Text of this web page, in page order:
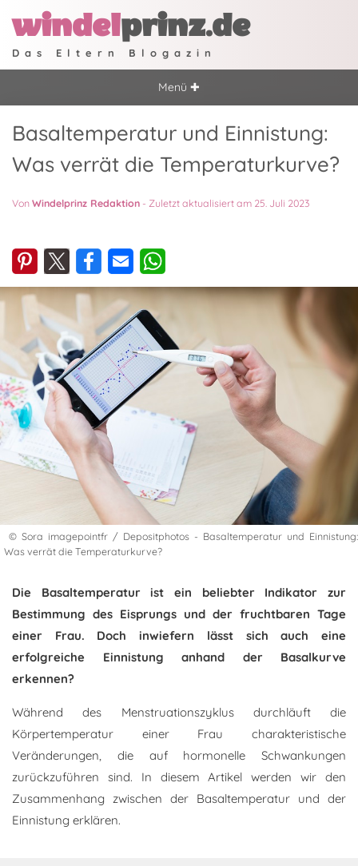
windelprinz.de
Das Eltern Blogazin
Menü ✚
Basaltemperatur und Einnistung:
Was verrät die Temperaturkurve?
VonWindelprinz Redaktion - Zuletzt aktualisiert am 25. Juli 2023
© Sora imagepointfr / Depositphotos - Basaltemperatur und Einnistung:
Was verrät die Temperaturkurve?
Die Basaltemperatur ist ein beliebter Indikator zur
Bestimmung des Eisprungs und der fruchtbaren Tage
einer Frau. Doch inwiefern lässt sich auch eine
erfolgreiche Einnistung anhand der Basalkurve
erkennen?
Während des Menstruationszyklus durchläuft die
Körpertemperatur einer Frau charakteristische
Veränderungen, die auf hormonelle Schwankungen
zurückzuführen sind. In diesem Artikel werden wir den
Zusammenhang zwischen der Basaltemperatur und der
Einnistung erklären.